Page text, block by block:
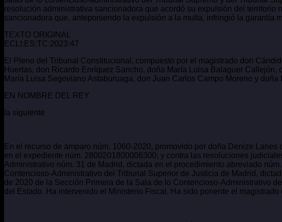
resolución administrativa sancionadora que acordó su expulsión del
sancionadora que, anteponiendo la expulsión a la multa, infringió la garantía
TEXTO ORIGINAL
ECLI:ES:TC:2023:47
El Pleno del Tribunal Constitucional, compuesto por el magistrado don
Huertas, don Ricardo Enríquez Sancho, doña María Luisa Balaguer
María Luisa Segoviano Astaburuaga, don Juan Carlos Campo Moreno y
EN NOMBRE DEL REY
la siguiente
En el recurso de amparo núm. 1060-2020, promovido por doña Denize
en el expediente núm. 2800201800006300; y contra las resoluciones
Administrativo núm. 31 de Madrid, dictada en el procedimiento abreviado
Contencioso-Administrativo del Tribunal Superior de Justicia de Madrid,
de 2020 de la Sección Primera de la Sala de lo Contencioso-Administrativo
del Estado. Ha intervenido el Ministerio Fiscal. Ha sido ponente el